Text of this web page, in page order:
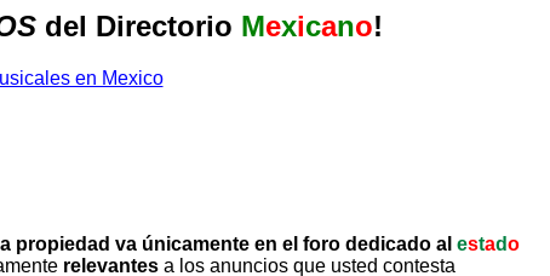
del Directorio Mexicano!
propiedad va únicamente en el foro dedicado al estado
relevantes a los anuncios que usted contesta